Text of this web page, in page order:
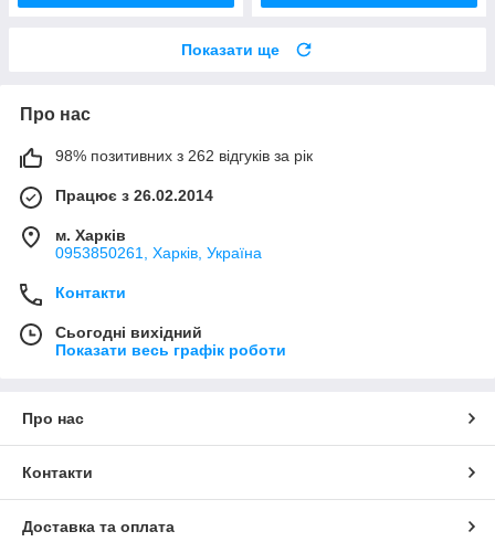
Показати ще
Про нас
98% позитивних з 262 відгуків за рік
Працює з 26.02.2014
м. Харків
0953850261, Харків, Україна
Контакти
Сьогодні вихідний
Показати весь графік роботи
Про нас
Контакти
Доставка та оплата